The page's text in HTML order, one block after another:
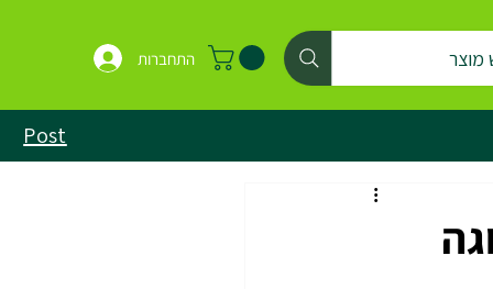
מוצר התחברות
Post